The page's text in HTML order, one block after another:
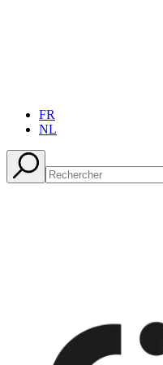
FR
NL